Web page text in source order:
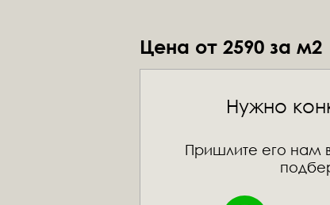
Цена от 2590 за м2
Нужно
Пришлите его нам